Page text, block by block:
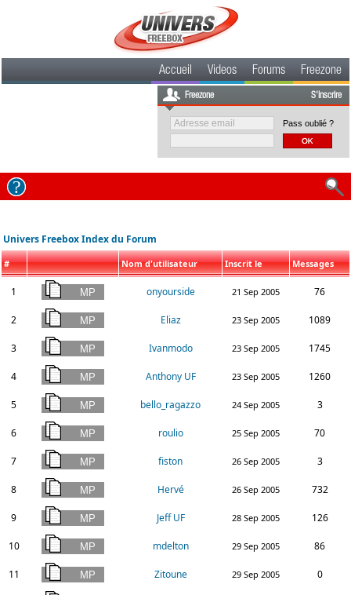
Accueil Videos Forums Freezone
Freezone S'inscrire
Pass oublié ?
Univers Freebox Index du Forum
# Nom d'utilisateur Inscrit le Messages
1 onyourside 21 Sep 2005 76
2 Eliaz 23 Sep 2005 1089
3 Ivanmodo 23 Sep 2005 1745
4 Anthony UF 23 Sep 2005 1260
5 bello_ragazzo 24 Sep 2005 3
6 roulio 25 Sep 2005 70
7 fiston 26 Sep 2005 3
8 Hervé 26 Sep 2005 732
9 Jeff UF 28 Sep 2005 126
10 mdelton 29 Sep 2005 86
11 Zitoune 29 Sep 2005 0